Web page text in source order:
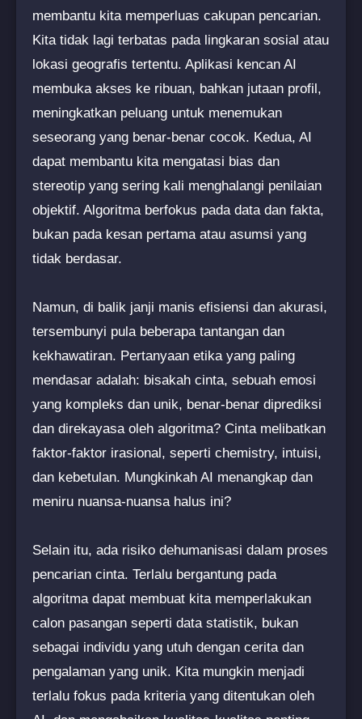
membantu kita memperluas cakupan pencarian.
Kita tidak lagi terbatas pada lingkaran sosial atau
lokasi geografis tertentu. Aplikasi kencan AI
membuka akses ke ribuan, bahkan jutaan profil,
meningkatkan peluang untuk menemukan
seseorang yang benar-benar cocok. Kedua, AI
dapat membantu kita mengatasi bias dan
stereotip yang sering kali menghalangi penilaian
objektif. Algoritma berfokus pada data dan fakta,
bukan pada kesan pertama atau asumsi yang
tidak berdasar.
Namun, di balik janji manis efisiensi dan akurasi,
tersembunyi pula beberapa tantangan dan
kekhawatiran. Pertanyaan etika yang paling
mendasar adalah: bisakah cinta, sebuah emosi
yang kompleks dan unik, benar-benar diprediksi
dan direkayasa oleh algoritma? Cinta melibatkan
faktor-faktor irasional, seperti chemistry, intuisi,
dan kebetulan. Mungkinkah AI menangkap dan
meniru nuansa-nuansa halus ini?
Selain itu, ada risiko dehumanisasi dalam proses
pencarian cinta. Terlalu bergantung pada
algoritma dapat membuat kita memperlakukan
calon pasangan seperti data statistik, bukan
sebagai individu yang utuh dengan cerita dan
pengalaman yang unik. Kita mungkin menjadi
terlalu fokus pada kriteria yang ditentukan oleh